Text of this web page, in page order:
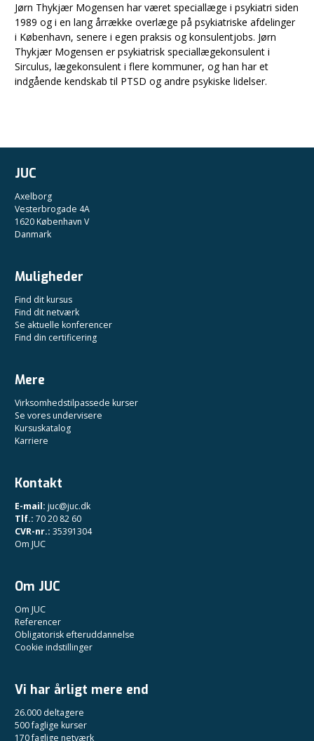
Jørn Thykjær Mogensen har været speciallæge i psykiatri siden
1989 og i en lang årrække overlæge på psykiatriske afdelinger
i København, senere i egen praksis og konsulentjobs. Jørn
Thykjær Mogensen er psykiatrisk speciallægekonsulent i
Sirculus, lægekonsulent i flere kommuner, og han har et
indgående kendskab til PTSD og andre psykiske lidelser.
JUC
Axelborg
Vesterbrogade 4A
1620 København V
Danmark
Muligheder
Find dit kursus
Find dit netværk
Se aktuelle konferencer
Find din certificering
Mere
Virksomhedstilpassede kurser
Se vores undervisere
Kursuskatalog
Karriere
Kontakt
E-mail: juc@juc.dk
Tlf.: 70 20 82 60
CVR-nr.: 35391304
Om JUC
Om JUC
Om JUC
Referencer
Obligatorisk efteruddannelse
Cookie indstillinger
Vi har årligt mere end
26.000 deltagere
500 faglige kurser
170 faglige netværk